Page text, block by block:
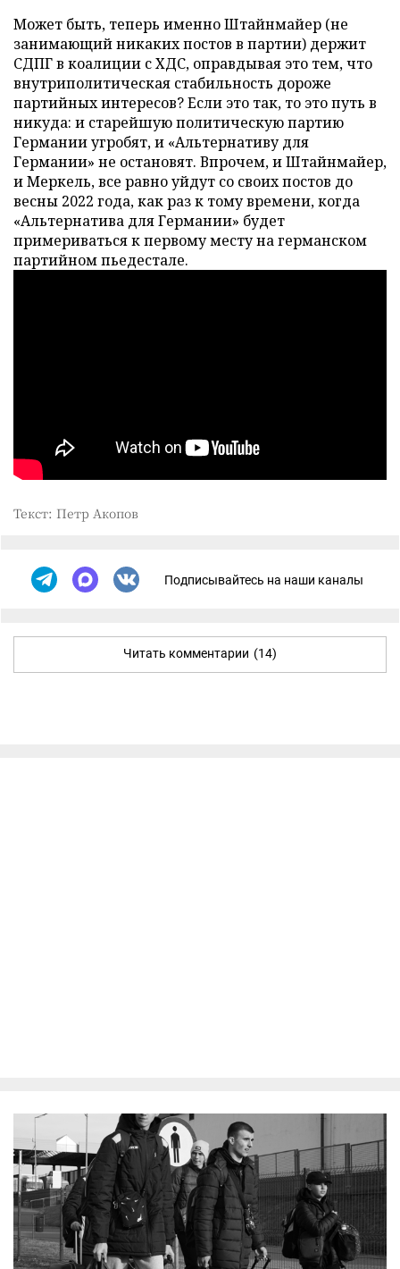
Может быть, теперь именно Штайнмайер (не
занимающий никаких постов в партии) держит
СДПГ в коалиции с ХДС, оправдывая это тем, что
внутриполитическая стабильность дороже
партийных интересов? Если это так, то это путь в
никуда: и старейшую политическую партию
Германии угробят, и «Альтернативу для
Германии» не остановят. Впрочем, и Штайнмайер,
и Меркель, все равно уйдут со своих постов до
весны 2022 года, как раз к тому времени, когда
«Альтернатива для Германии» будет
примериваться к первому месту на германском
партийном пьедестале.
Текст: Петр Акопов
Подписывайтесь на наши каналы
Читать комментарии (14)